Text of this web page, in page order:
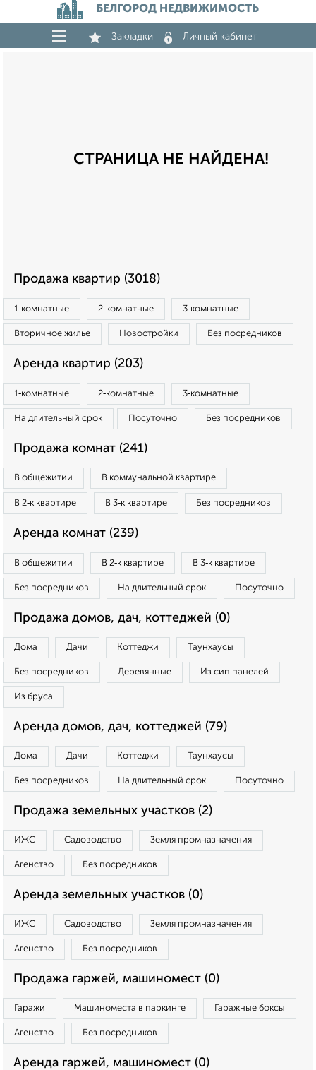
БЕЛГОРОД НЕДВИЖИМОСТЬ
Закладки Личный кабинет
СТРАНИЦА НЕ НАЙДЕНА!
Продажа квартир (3018)
1‑комнатные 2‑комнатные 3‑комнатные
Вторичное жилье Новостройки Без посредников
Аренда квартир (203)
1‑комнатные 2‑комнатные 3‑комнатные
На длительный срок Посуточно Без посредников
Продажа комнат (241)
В общежитии В коммунальной квартире
В 2‑к квартире В 3‑к квартире Без посредников
Аренда комнат (239)
В общежитии В 2‑к квартире В 3‑к квартире
Без посредников На длительный срок Посуточно
Продажа домов, дач, коттеджей (0)
Дома Дачи Коттеджи Таунхаусы
Без посредников Деревянные Из сип панелей
Из бруса
Аренда домов, дач, коттеджей (79)
Дома Дачи Коттеджи Таунхаусы
Без посредников На длительный срок Посуточно
Продажа земельных участков (2)
ИЖС Садоводство Земля промназначения
Агенство Без посредников
Аренда земельных участков (0)
ИЖС Садоводство Земля промназначения
Агенство Без посредников
Продажа гаржей, машиномест (0)
Гаражи Машиноместа в паркинге Гаражные боксы
Агенство Без посредников
Аренда гаржей, машиномест (0)